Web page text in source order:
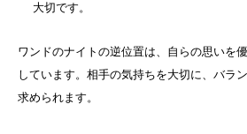
大切です。
ワンドのナイトの逆位置は、自らの思いを
しています。相手の気持ちを大切に、バラ
求められます。